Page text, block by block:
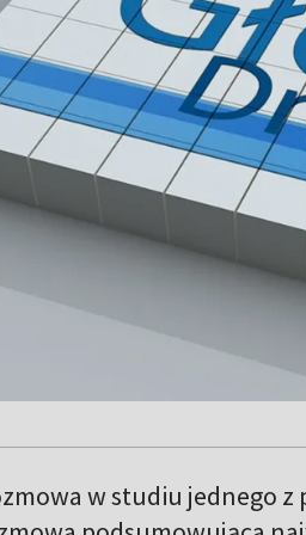
w studiu jednego